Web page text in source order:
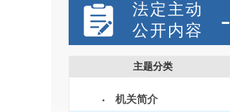
法定主动
公开内容
-
主题分类
机关简介